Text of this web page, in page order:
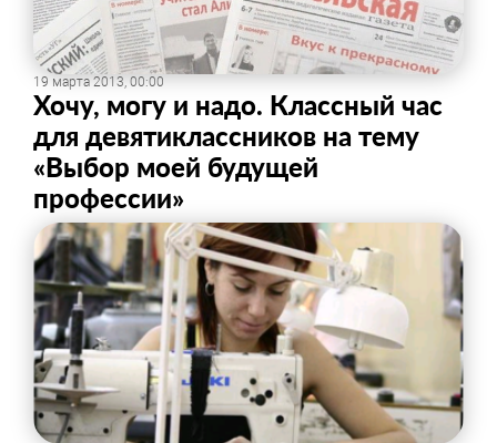
19 марта 2013, 00:00
Хочу, могу и надо. Классный час
для девятиклассников на тему
«Выбор моей будущей
профессии»